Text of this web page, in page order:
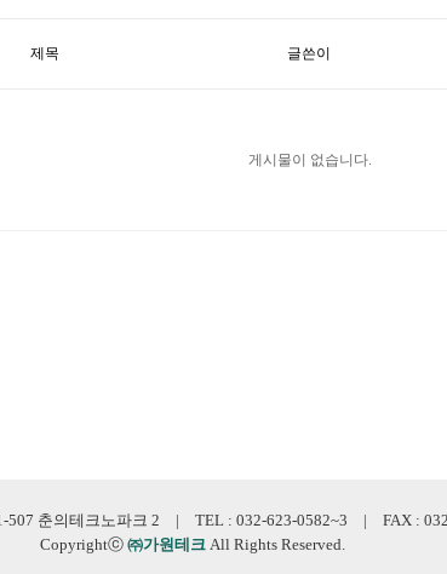
제목 글쓴이
게시물이 없습니다.
507 춘의테크노파크 2 | TEL : 032-623-0582~3 | FAX :
Copyrightⓒ ㈜가원테크 All Rights Reserved.